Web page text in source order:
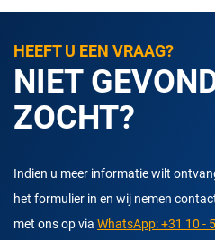
HEEFT U EEN VRAAG?
NIET
ZOCHT?
Indien u meer informatie wilt
het formulier in en wij nemen
met ons op via WhatsApp: +31 10 -